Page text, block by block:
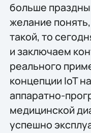
больше
желание
такой, то
и заключаем
реального
концепции IoT
аппаратно-
медицинской
успешно